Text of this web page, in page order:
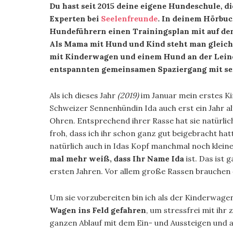
Du hast seit 2015 deine eigene Hundeschule,
Experten bei Seelenfreunde. In deinem
Hundeführern einen Trainingsplan mit auf
Als Mama mit Hund und Kind steht man
mit Kinderwagen und einem Hund an der
entspannten gemeinsamen Spaziergang mit
Als ich dieses Jahr (2019)im Januar mein erstes
Schweizer Sennenhündin Ida auch erst ein Jahr
Ohren. Entsprechend ihrer Rasse hat sie
froh, dass ich ihr schon ganz gut beigebracht
natürlich auch in Idas Kopf manchmal noch
mal mehr weiß, dass Ihr Name Ida ist. Das ist
ersten Jahren. Vor allem große Rassen
Um sie vorzubereiten bin ich als der
Wagen ins Feld gefahren, um stressfrei mit ihr
ganzen Ablauf mit dem Ein- und Aussteigen